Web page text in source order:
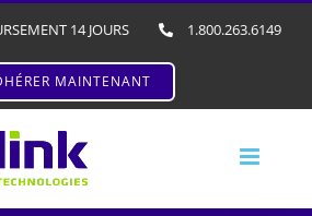
14 JOURS 1.800.263.6149
MAINTENANT